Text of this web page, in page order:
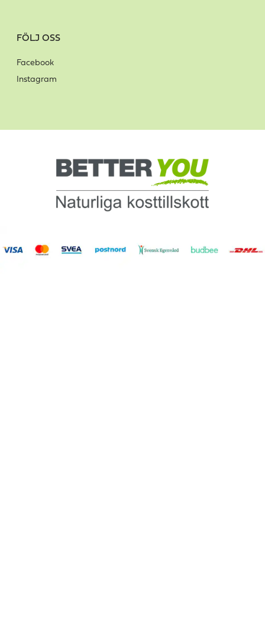
FÖLJ OSS
Facebook
Instagram